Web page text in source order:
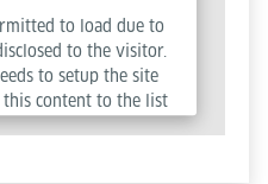
to load due to
to the visitor.
to setup the site
content to the list
used.